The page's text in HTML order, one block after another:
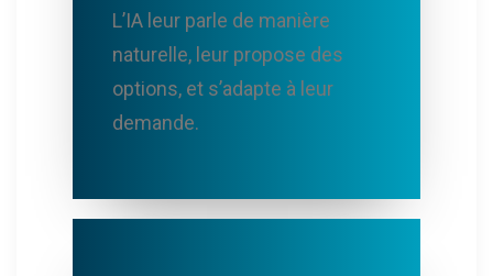
L’IA leur parle de manière
naturelle, leur propose des
options, et s’adapte à leur
demande.